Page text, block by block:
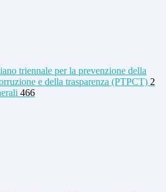
triennale per la prevenzione della
e della trasparenza (PTPCT) 2
466